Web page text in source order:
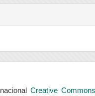
Creative Commons